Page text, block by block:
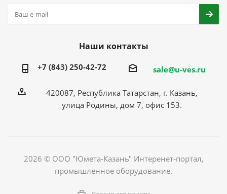
Наши контакты
+7 (843) 250-42-72 sale@u-ves.ru
420087, Республика Татарстан, г. Казань,
улица Родины, дом 7, офис 153.
2026 © ООО "Юмета-Казань" Интеренет-портал,
промышленное оборудование.